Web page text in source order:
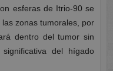
esferas de Itrio-90 se
zonas tumorales, por
dentro del tumor sin
del hígado